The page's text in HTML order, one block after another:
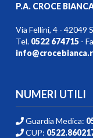
P.A. CROCE
Via Fellini, 4 - 42049
Tel. 0522 674715-
NUMERI UTILI
Guardia Medica:
CUP: